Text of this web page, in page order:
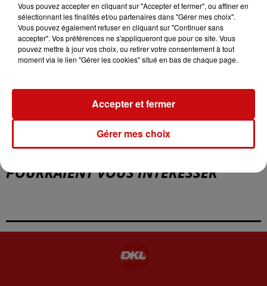
Date
au18 décembre 2022 à 19h00
Eglise protestante
67590 Schweighouse-sur-Moder
POURRAIENT VOUS INTÉRESSER
Vous pouvez accepter en cliquant sur "Accepter et fermer", ou affiner en
sélectionnant les finalités et/ou partenaires dans "Gérer mes choix".
Vous pouvez également refuser en cliquant sur "Continuer sans
accepter". Vos préférences ne s'appliqueront que pour ce site. Vous
pouvez mettre à jour vos choix, ou retirer votre consentement à tout
moment via le lien "Gérer les cookies" situé en bas de chaque page.
Gérer mes choix
Accepter et fermer